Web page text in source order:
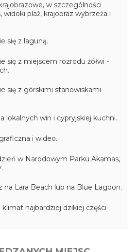
w szczególności
widoki plaż, krajobraz wybrzeża i
się z laguną.
się z miejscem rozrodu żółwi -
się z górskimi stanowiskami
lokalnych win i cypryjskiej kuchni.
i wideo.
w Narodowym Parku Akamas,
na Lara Beach lub na Blue Lagoon.
klimat najbardziej dzikiej części